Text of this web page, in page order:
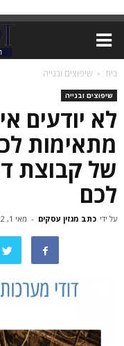
בית שיפוצים ובנייה
שיפוצים ובנייה
לא יודעים
מתאימות
של קבוצת
לכם
על ידי כתב מגזין עסקים - מאי 1, 2022